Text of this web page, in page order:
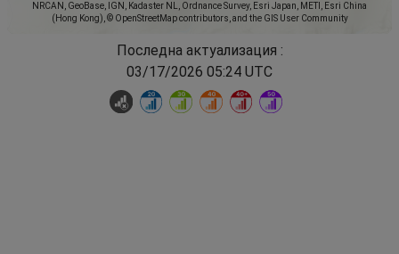
NRCAN, GeoBase, IGN, Kadaster NL, Ordnance Survey, Esri Japan, METI, Esri China
(Hong Kong), © OpenStreetMap contributors, and the GIS User Community
Последна актуализация :
03/17/2026 05:24 UTC